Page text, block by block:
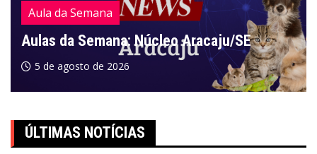
Aula da Semana
Aulas da Semana: Núcleo Aracaju/SE
5 de agosto de 2026
ÚLTIMAS NOTÍCIAS